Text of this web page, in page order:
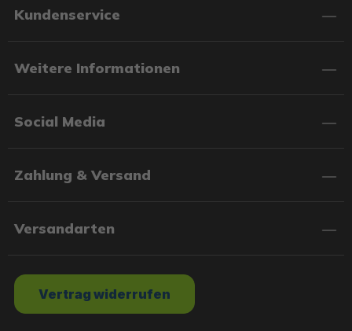
Kundenservice
Weitere Informationen
Social Media
Zahlung & Versand
Versandarten
Vertrag widerrufen